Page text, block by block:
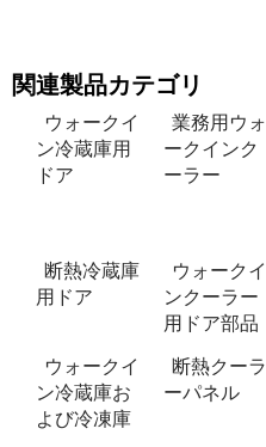
関連製品カテゴリ
ウォークイ
ン冷蔵庫用
ドア
業務用ウォ
ークインク
ーラー
断熱冷蔵庫
用ドア
ウォークイ
ンクーラー
用ドア部品
ウォークイ
ン冷蔵庫お
よび冷凍庫
断熱クーラ
ーパネル